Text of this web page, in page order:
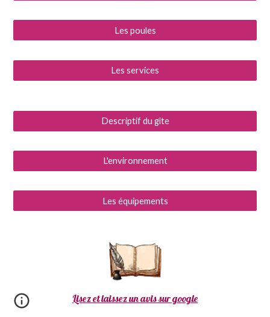
Les poules
Les services
Descriptif du gîte
L'environnement
Les équipements
Lisez et laissez un avis sur google